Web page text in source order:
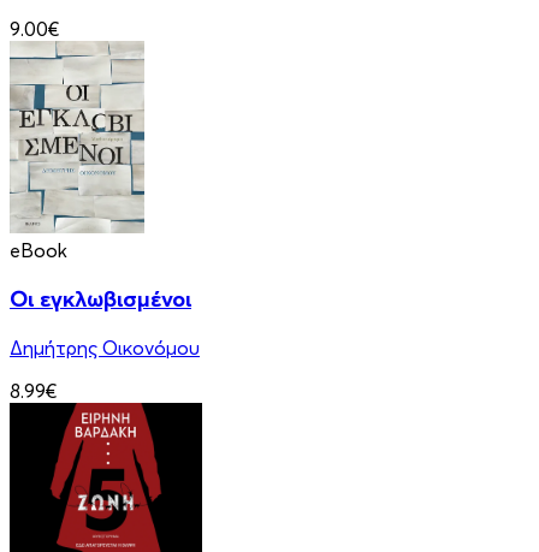
9.00€
eBook
Οι εγκλωβισμένοι
Δημήτρης Οικονόμου
8.99€